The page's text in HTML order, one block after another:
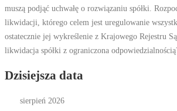
muszą podjąć uchwałę o rozwiązaniu spółki.
likwidacji, którego celem jest uregulowanie
ostatecznie jej wykreślenie z Krajowego Rejestru
likwidacja spółki z ograniczona
Dzisiejsza data
sierpień 2026